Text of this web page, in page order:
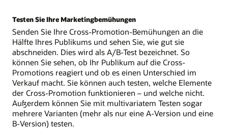
Testen Sie Ihre Marketingbemühungen
Senden Sie Ihre Cross-Promotion-Bemühungen an die
Hälfte Ihres Publikums und sehen Sie, wie gut sie
abschneiden. Dies wird als A/B-Test bezeichnet. So
können Sie sehen, ob Ihr Publikum auf die Cross-
Promotions reagiert und ob es einen Unterschied im
Verkauf macht. Sie können auch testen, welche Elemente
der Cross-Promotion funktionieren – und welche nicht.
Außerdem können Sie mit multivariatem Testen sogar
mehrere Varianten (mehr als nur eine A-Version und eine
B-Version) testen.